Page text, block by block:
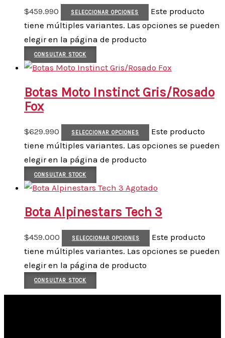
$459.990 SELECCIONAR OPCIONES
Este producto
tiene múltiples variantes. Las opciones se pueden
elegir en la página de producto
CONSULTAR STOCK
Botas Moto Instinct Gris/Rosado
Fox
$629.990 SELECCIONAR OPCIONES
Este producto
tiene múltiples variantes. Las opciones se pueden
elegir en la página de producto
CONSULTAR STOCK
Agotado
Bota Alpinestars Tech 3
$459.000 SELECCIONAR OPCIONES
Este producto
tiene múltiples variantes. Las opciones se pueden
elegir en la página de producto
CONSULTAR STOCK